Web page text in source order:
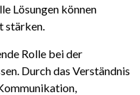
Lösungen können
stärken.
Rolle bei der
Durch das Verständnis